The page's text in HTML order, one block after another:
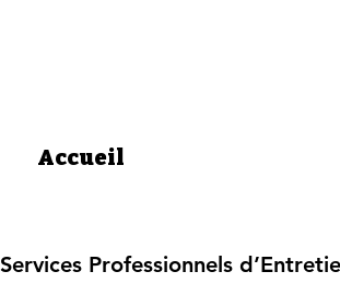
Accueil
Services Professionnels